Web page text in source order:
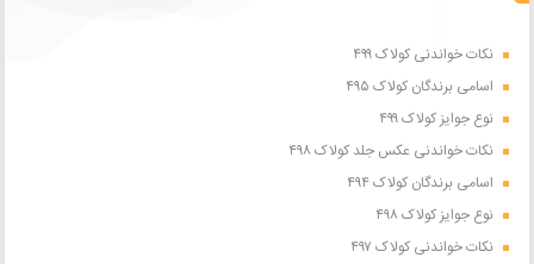
نکات خواندنی کولاک ۴۹۹
اسامی برندگان کولاک ۴۹۵
نوع جوایز کولاک ۴۹۹
نکات خواندنی عکس جلد کولاک ۴۹۸
اسامی برندگان کولاک ۴۹۴
نوع جوایز کولاک ۴۹۸
نکات خواندنی کولاک ۴۹۷